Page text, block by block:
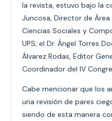
la revista, estuvo bajo la
Juncosa, Director de
Ciencias Sociales y
UPS; el Dr. Ángel Torres
Álvarez Rodas, Editor
Coordinador del IV
Cabe mencionar que los
una revisión de pares
siendo de esta manera